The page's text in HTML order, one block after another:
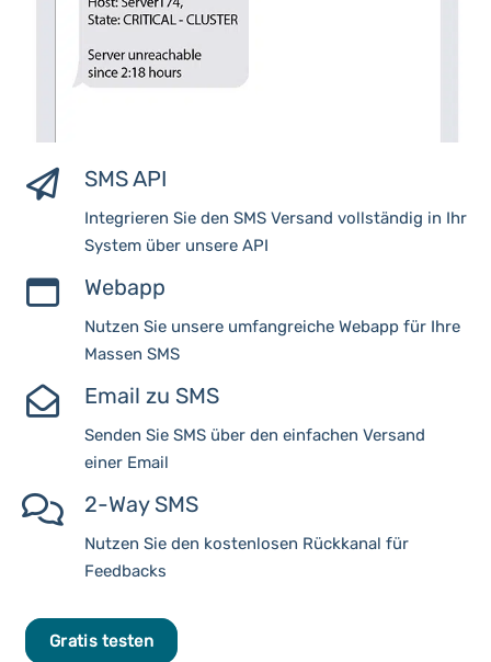
SMS API
Integrieren Sie den SMS Versand vollständig in Ihr
System über unsere API
Webapp
Nutzen Sie unsere umfangreiche Webapp für Ihre
Massen SMS
Email zu SMS
Senden Sie SMS über den einfachen Versand
einer Email
2-Way SMS
Nutzen Sie den kostenlosen Rückkanal für
Feedbacks
Gratis testen